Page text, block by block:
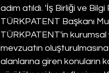
adım atıldı. 'İş Birliği ve
TÜRKPATENT Başkanı
TÜRKPATENT'in kurumsal
mevzuatın
alanlarına giren konuların